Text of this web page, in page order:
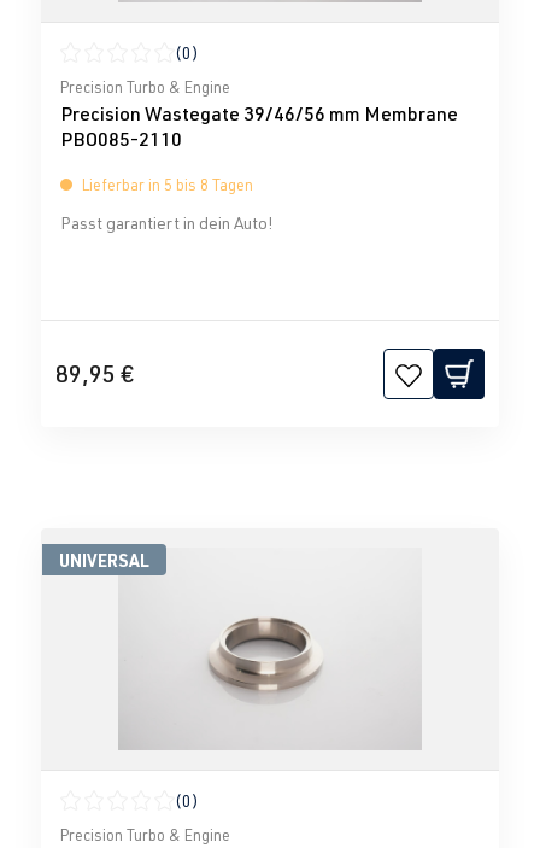
Durchschnittliche Bewertung von 0 von 5 Sternen
(0)
Precision Turbo & Engine
Precision Wastegate 39/46/56 mm Membrane
PBO085-2110
Lieferbar in 5 bis 8 Tagen
Passt garantiert in dein Auto!
89,95 €
UNIVERSAL
Durchschnittliche Bewertung von 0 von 5 Sternen
(0)
Precision Turbo & Engine